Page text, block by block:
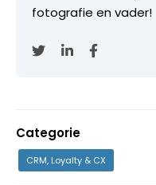
fotografie en vader!
Categorie
CRM, Loyalty & CX